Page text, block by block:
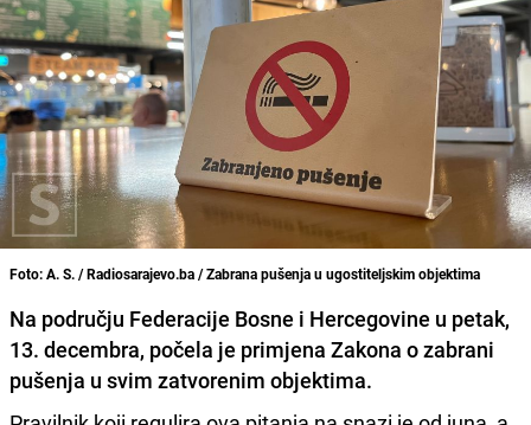
Foto: A. S. / Radiosarajevo.ba / Zabrana pušenja u ugostiteljskim objektima
Na području Federacije Bosne i Hercegovine u petak,
13. decembra, počela je primjena Zakona o zabrani
pušenja u svim zatvorenim objektima.